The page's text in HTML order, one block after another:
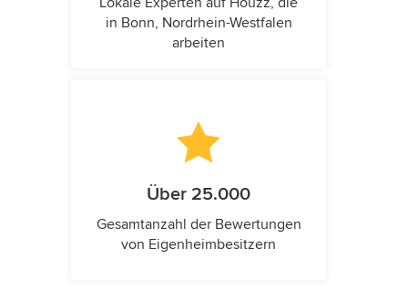
in Bonn, Nordrhein-Westfalen
arbeiten
Über 25.000
Gesamtanzahl der Bewertungen
von Eigenheimbesitzern